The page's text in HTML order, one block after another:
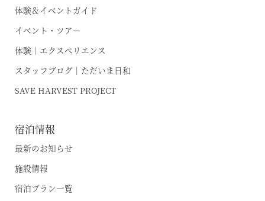
体験＆イベントガイド
イベント・ツアー
体験｜エクスペリエンス
スタッフブログ｜ただいま日和
SAVE HARVEST PROJECT
宿泊情報
最新のお知らせ
施設情報
宿泊プラン一覧